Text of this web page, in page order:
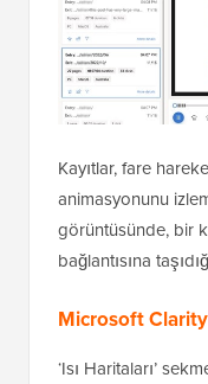
Kayıtlar, fare
animasyonunu
görüntüsünde, bir
bağlantısına
Microsoft Clarity
‘Isı Haritaları’